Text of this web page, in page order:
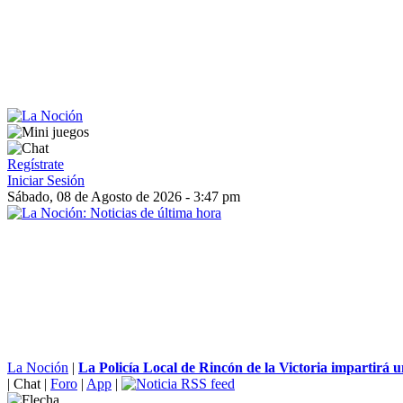
Regístrate
Iniciar Sesión
Sábado, 08 de Agosto de 2026 - 3:47 pm
La Noción | La Policía Local de Rincón de la Victoria impartirá
| Chat | Foro | App |